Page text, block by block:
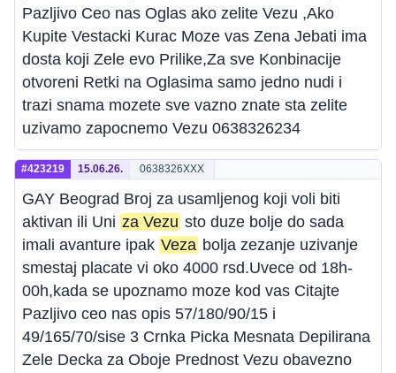
Pazljivo Ceo nas Oglas ako zelite Vezu ,Ako
Kupite Vestacki Kurac Moze vas Zena Jebati ima
dosta koji Zele evo Prilike,Za sve Konbinacije
otvoreni Retki na Oglasima samo jedno nudi i
trazi snama mozete sve vazno znate sta zelite
uzivamo zapocnemo Vezu 0638326234
#423219 15.06.26. 0638326XXX
GAY Beograd Broj za usamljenog koji voli biti
aktivan ili Uni za Vezu sto duze bolje do sada
imali avanture ipak Veza bolja zezanje uzivanje
smestaj placate vi oko 4000 rsd.Uvece od 18h-
00h,kada se upoznamo moze kod vas Citajte
Pazljivo ceo nas opis 57/180/90/15 i
49/165/70/sise 3 Crnka Picka Mesnata Depilirana
Zele Decka za Oboje Prednost Vezu obavezno